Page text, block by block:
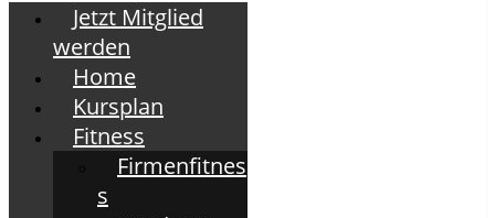
Jetzt Mitglied
werden
Home
Kursplan
Fitness
Firmenfitnes
s